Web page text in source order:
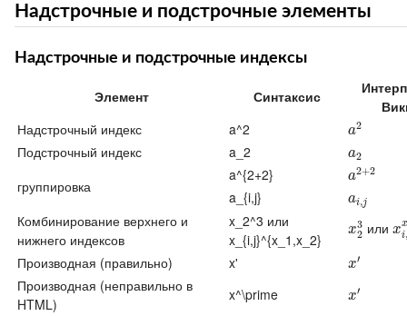
Надстрочные и подстрочные элементы
Надстрочные и подстрочные индексы
Элемент Синтаксис
Надстрочный индекс
a^2 a2
a2
Подстрочный индекс
a_2 a2
a2
группировка
a^{2+2} a2+2
a2+2
a_{i,j}
ai,j
ai, j
Комбинирование верхнего и
нижнего индексов
x_2^3 или
x_{i,j}^{x_1,x_2}
x3
2
x23илиxi
xi,
Производная (правильно)
x' x′
x′
Производная (неправильно в
HTML)
x^\prime x′
x′